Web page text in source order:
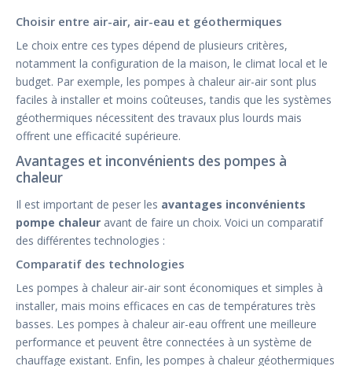
Choisir entre air-air, air-eau et géothermiques
Le choix entre ces types dépend de plusieurs critères,
notamment la configuration de la maison, le climat local et le
budget. Par exemple, les pompes à chaleur air-air sont plus
faciles à installer et moins coûteuses, tandis que les systèmes
géothermiques nécessitent des travaux plus lourds mais
offrent une efficacité supérieure.
Avantages et inconvénients des pompes à
chaleur
Il est important de peser les avantages inconvénients
pompe chaleur avant de faire un choix. Voici un comparatif
des différentes technologies :
Comparatif des technologies
Les pompes à chaleur air-air sont économiques et simples à
installer, mais moins efficaces en cas de températures très
basses. Les pompes à chaleur air-eau offrent une meilleure
performance et peuvent être connectées à un système de
chauffage existant. Enfin, les pompes à chaleur géothermiques